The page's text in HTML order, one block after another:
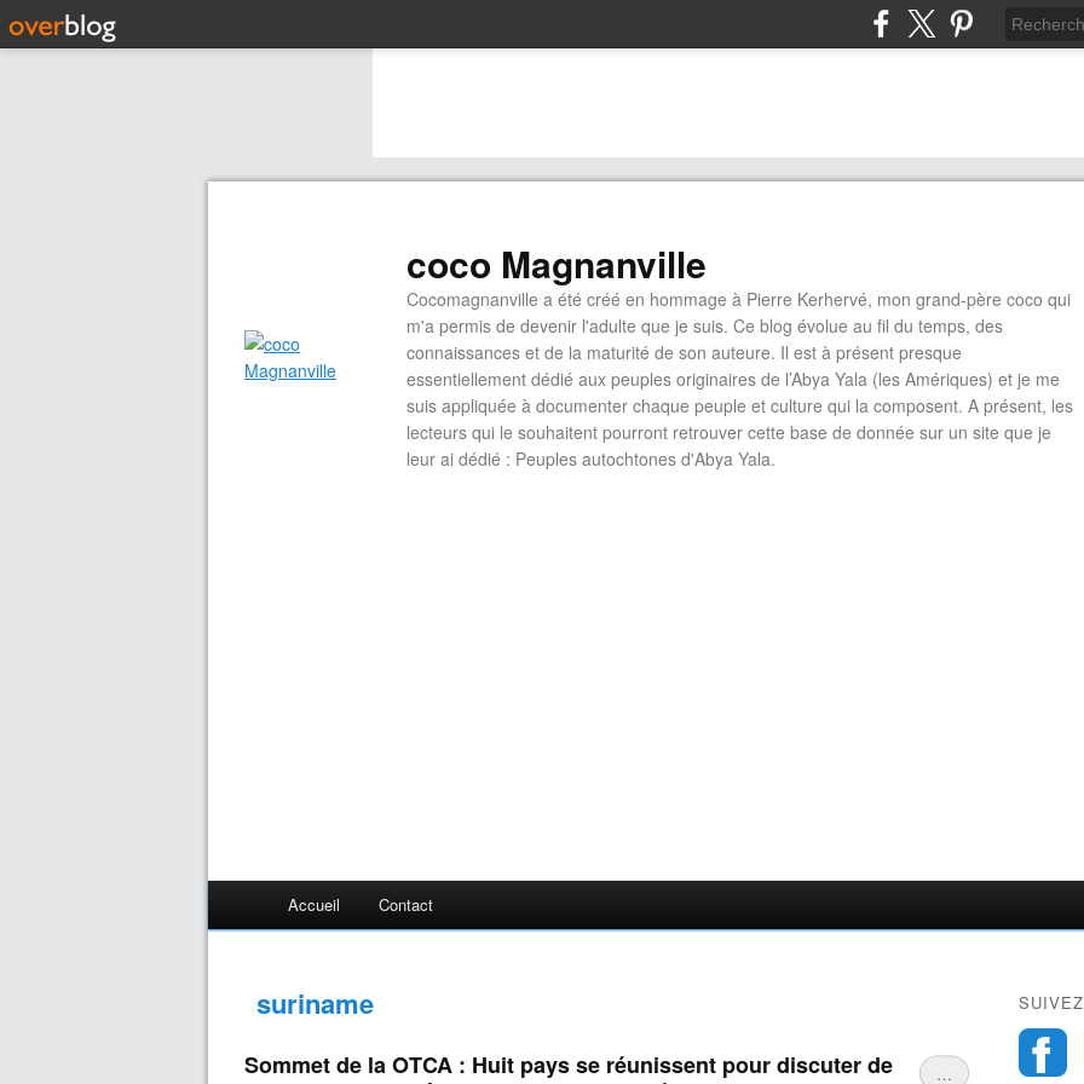
coco Magnanville
Cocomagnanville a été créé en hommage à Pierre Kerhervé, mon grand-père coco qui
m'a permis de devenir l'adulte que je suis. Ce blog évolue au fil du temps, des
connaissances et de la maturité de son auteure. Il est à présent presque
essentiellement dédié aux peuples originaires de l’Abya Yala (les Amériques) et je me
suis appliquée à documenter chaque peuple et culture qui la composent. A présent, les
lecteurs qui le souhaitent pourront retrouver cette base de donnée sur un site que je
leur ai dédié : Peuples autochtones d'Abya Yala.
Accueil Contact
suriname
…
Sommet de la OTCA : Huit pays se réunissent pour discuter de